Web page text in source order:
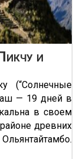
и
(“Солнечные
— 19 дней в
в своем
древних